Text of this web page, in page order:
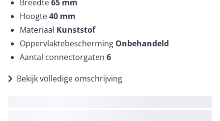
Breedte65 mm
Hoogte40 mm
Materiaal Kunststof
Oppervlaktebescherming Onbehandeld
Aantal connectorgaten 6
Bekijk volledige omschrijving